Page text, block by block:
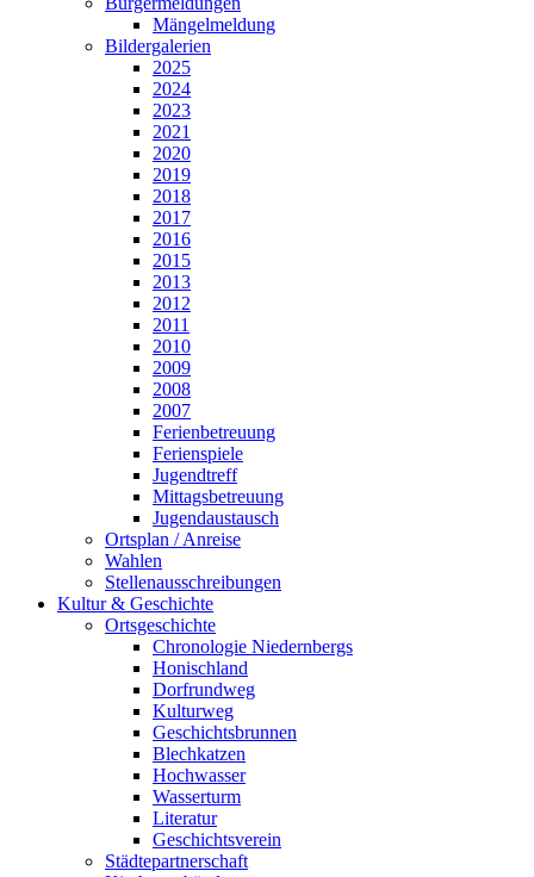
Mängelmeldung
Bildergalerien
2025
2024
2023
2021
2020
2019
2018
2017
2016
2015
2013
2012
2011
2010
2009
2008
2007
Ferienbetreuung
Ferienspiele
Jugendtreff
Mittagsbetreuung
Jugendaustausch
Ortsplan / Anreise
Wahlen
Stellenausschreibungen
Kultur & Geschichte
Ortsgeschichte
Chronologie Niedernbergs
Honischland
Dorfrundweg
Kulturweg
Geschichtsbrunnen
Blechkatzen
Hochwasser
Wasserturm
Literatur
Geschichtsverein
Städtepartnerschaft